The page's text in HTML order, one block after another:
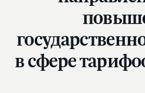
в сфере